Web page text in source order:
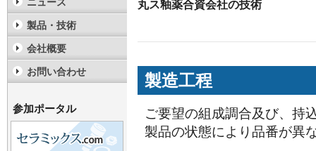
丸ス釉薬合資会社の技術
製造工程
ご要望の組成調合及び、持
製品の状態により品番が異
製品・技術
会社概要
お問い合わせ
参加ポータル